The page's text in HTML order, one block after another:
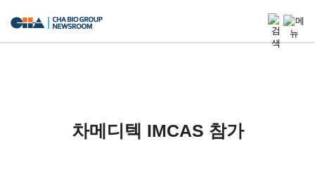
차메디텍 IMCAS 참가